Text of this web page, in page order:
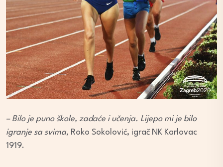
– Bilo je puno škole, zadaće i učenja. Lijepo mi je bilo
igranje sa svima, Roko Sokolović, igrač NK Karlovac
1919.